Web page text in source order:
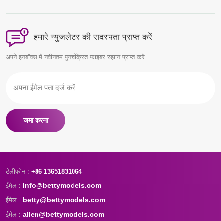
उत्पादन और उच्च गुणवत्ता वाले मॉडल
प्राप्त करते हैं।हमारे न्युजलेटर की सदस्यता प्राप्त करें
अपने इनबॉक्स में नवीनतम पुनर्चक्रित फ़ाइबर रुझान प्राप्त करें।
जमा करना
टेलीफोन : +86 13651831064
ईमेल : info@bettymodels.com
ईमेल : betty@bettymodels.com
ईमेल : allen@bettymodels.com